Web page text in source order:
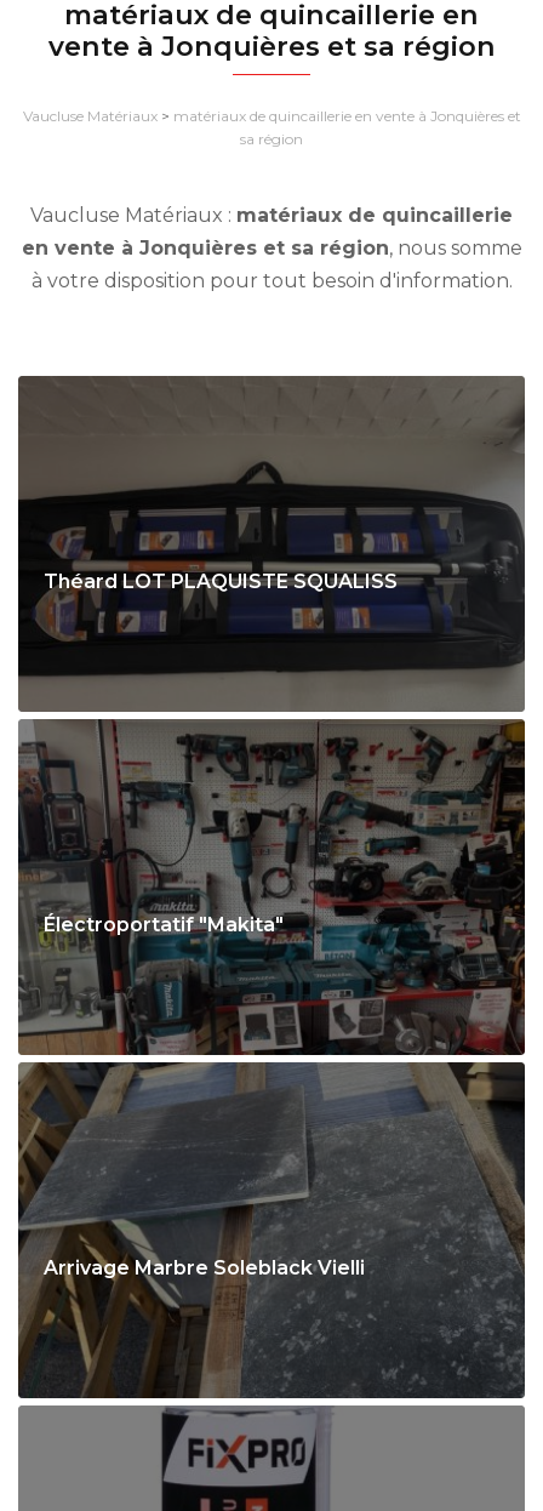
matériaux de quincaillerie en
vente à Jonquières et sa région
Vaucluse Matériaux> matériaux de quincaillerie en vente à Jonquières et
sa région
Vaucluse Matériaux : matériaux de quincaillerie
en vente à Jonquières et sa région, nous somme
à votre disposition pour tout besoin d'information.
Théard LOT PLAQUISTE SQUALISS
Électroportatif "Makita"
Arrivage Marbre Soleblack Vielli